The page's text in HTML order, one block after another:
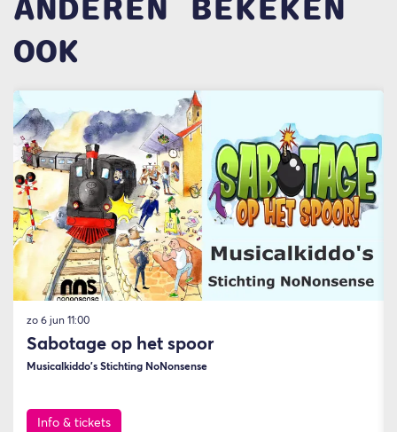
ANDEREN BEKEKEN
OOK
Sabotage op het spoor
Musicalkiddo’s Stichting NoNonsense
zo 6 jun 11:00
Info & tickets